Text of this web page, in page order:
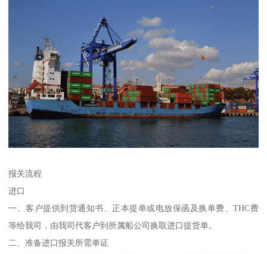
报关流程
进口
一、客户提供到货通知书、正本提单或电放保函及换单费、THC费
等给我司，由我司代客户到所属船公司换取进口提货单。
二、准备进口报关所需单证